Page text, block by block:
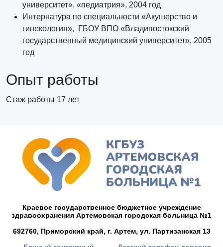
университет», «педиатрия», 2004 год
Интернатура по специальности «Акушерство и
гинекология», ГБОУ ВПО «Владивостокский
государственный медицинский университет», 2005
год
Опыт работы
Стаж работы 17 лет
Краевое государственное бюджетное учреждение
здравоохранения Артемовская городская больница №1
692760, Приморский край, г. Артем, ул. Партизанская 13